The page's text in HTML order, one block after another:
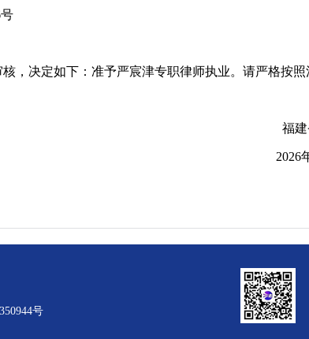
决定如下：准予严宸津专职律师执业。请严格按照
福建
2026年
号